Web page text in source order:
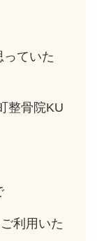
ていた
整骨院KU
利用いた